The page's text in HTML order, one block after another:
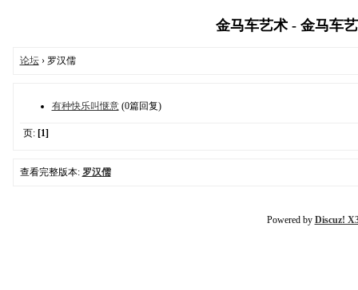
金马车艺术 - 金马车
论坛› 罗汉儒
有种快乐叫惬意(0篇回复)
页: [1]
查看完整版本: 罗汉儒
Powered by Discuz!